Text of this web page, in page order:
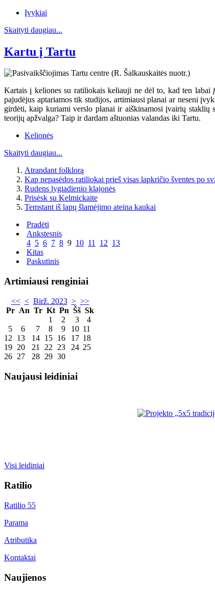
Įvykiai
Skaityti daugiau...
Kartu į Tartu
Kartais į keliones su ratiliokais keliauji ne dėl to, kad ten labai
pajudėjus aptariamos tik studijos, artimiausi planai ar neseni
girdėti, kaip kuriami verslo planai ir aiškinamosi įvairių staklių
teorijų apžvalga? Taip ir dardam aštuonias valandas iki Tartu.
Kelionės
Skaityti daugiau...
Atrandant folklorą
Kap nepasėdos ratiliokai prieš visas lapkričio šventes po
Rudens lygiadienio klajonės
Prisėsk su Kelmickaite
Temstant iš lapų šlamėjimo ateina kaukai
Pradėti
Ankstesnis
4 5 6 7 8 9 10 11 12 13
Kitas
Paskutinis
Artimiausi renginiai
<< < Birž. 2023 > >>
Pr An Tr Kt Pn Šš Sk
1
2 3
4
5
6 7 8 9 10 11
12
13 14 15 16 17 18
19 20 21 22 23 24 25
26 27 28 29 30
Naujausi leidiniai
Visi leidiniai
Ratilio
Ratilio 55
Parama
Atributika
Kontaktai
Naujienos